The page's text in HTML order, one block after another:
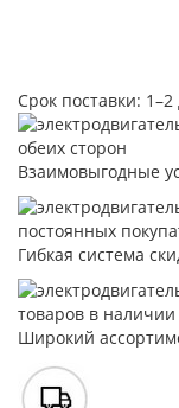
Срок поставки: 1–2
Взаимовыгодные
Гибкая система
Широкий